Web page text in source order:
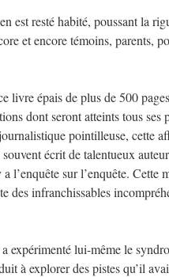
est resté habité, poussant la
et encore témoins, parents,
livre épais de plus de 500
dont seront atteints tous ses
pointilleuse, cette
écrit de talentueux
l’enquête sur l’enquête. Cette
des infranchissables
expérimenté lui-même le
à explorer des pistes qu’il